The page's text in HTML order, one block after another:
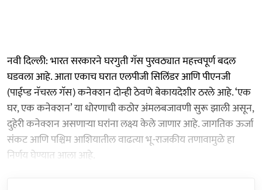
नवी दिल्ली: भारत सरकारने घरगुती गॅस पुरवठ्यात महत्त्वपूर्ण बदल
घडवला आहे. आता एकाच घरात एलपीजी सिलिंडर आणि पीएनजी
(पाईप्ड नॅचरल गॅस) कनेक्शन दोन्ही ठेवणे बेकायदेशीर ठरले आहे. ‘एक
घर, एक कनेक्शन’ या धोरणाची कठोर अंमलबजावणी सुरू झाली असून,
दुहेरी कनेक्शन असणाऱ्या घरांना लक्ष्य केले जाणार आहे. जागतिक ऊर्जा
संकट आणि पश्चिम आशियातील वाढत्या भू-राजकीय तणावामुळे हा
निर्णय घेण्यात आला आहे.